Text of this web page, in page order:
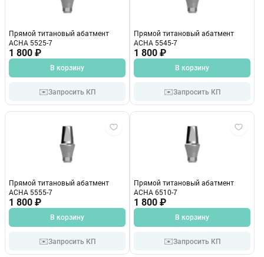
Прямой титановый абатмент
ACHA 5525-7
1 800 ₽
В корзину
✉️Запросить КП
Прямой титановый абатмент
ACHA 5545-7
1 800 ₽
В корзину
✉️Запросить КП
Прямой титановый абатмент
ACHA 5555-7
1 800 ₽
В корзину
✉️Запросить КП
Прямой титановый абатмент
ACHA 6510-7
1 800 ₽
В корзину
✉️Запросить КП